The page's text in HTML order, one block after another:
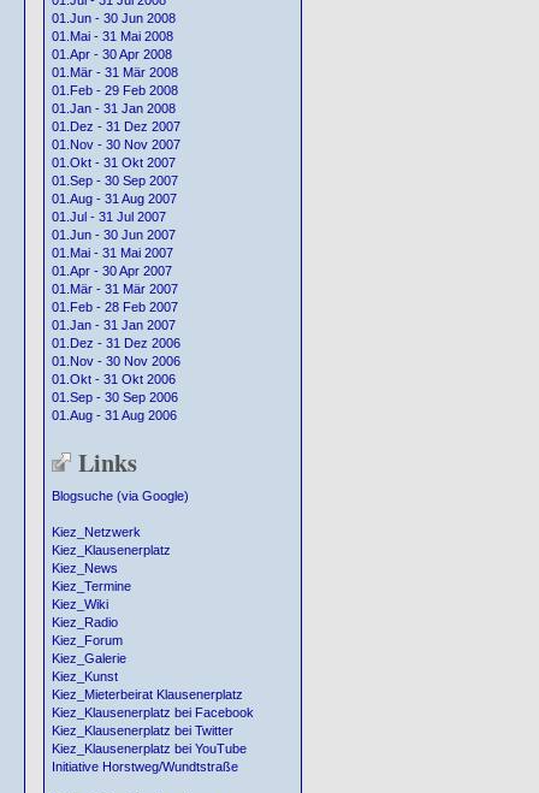
01.Jun - 30 Jun 2008
01.Mai - 31 Mai 2008
01.Apr - 30 Apr 2008
01.Mär - 31 Mär 2008
01.Feb - 29 Feb 2008
01.Jan - 31 Jan 2008
01.Dez - 31 Dez 2007
01.Nov - 30 Nov 2007
01.Okt - 31 Okt 2007
01.Sep - 30 Sep 2007
01.Aug - 31 Aug 2007
01.Jul - 31 Jul 2007
01.Jun - 30 Jun 2007
01.Mai - 31 Mai 2007
01.Apr - 30 Apr 2007
01.Mär - 31 Mär 2007
01.Feb - 28 Feb 2007
01.Jan - 31 Jan 2007
01.Dez - 31 Dez 2006
01.Nov - 30 Nov 2006
01.Okt - 31 Okt 2006
01.Sep - 30 Sep 2006
01.Aug - 31 Aug 2006
Links
Blogsuche (via Google)
Kiez_Netzwerk
Kiez_Klausenerplatz
Kiez_News
Kiez_Termine
Kiez_Wiki
Kiez_Radio
Kiez_Forum
Kiez_Galerie
Kiez_Kunst
Kiez_Mieterbeirat Klausenerplatz
Kiez_Klausenerplatz bei Facebook
Kiez_Klausenerplatz bei Twitter
Kiez_Klausenerplatz bei YouTube
Initiative Horstweg/Wundtstraße